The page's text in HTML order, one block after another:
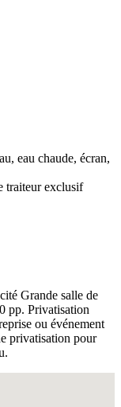
eau chaude, écran,
traiteur exclusif
Grande salle de
pp. Privatisation
ou événement
privatisation pour